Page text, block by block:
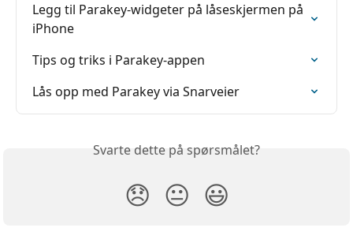
Legg til Parakey-widgeter på låseskjermen på
iPhone
Tips og triks i Parakey-appen
Lås opp med Parakey via Snarveier
Svarte dette på spørsmålet?
😞 😐 😃